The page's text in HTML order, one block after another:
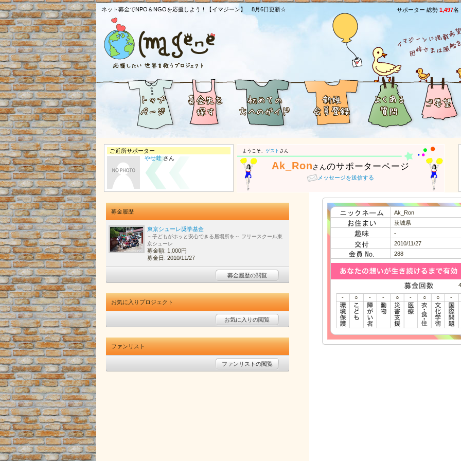
ネット募金でNPO＆NGOを応援しよう！【イマジーン】 8月6日更新☆ サポーター 総勢 1,497名
ご近所サポーター
やせ蛙さん
ようこそ、 ゲスト さん
Ak_Ronさんのサポーターページ
メッセージを送信する
Ak_Ron
茨城県
-
2010/11/27
288
4
-
○ - - ○ - ○ ○ -
募金履歴
東京シューレ奨学基金
～子どもがホッと安心できる居場所を～ フリースクール東
京シューレ
募金額: 1,000円
募金日: 2010/11/27
募金履歴の閲覧
お気に入りプロジェクト
お気に入りの閲覧
ファンリスト
ファンリストの閲覧